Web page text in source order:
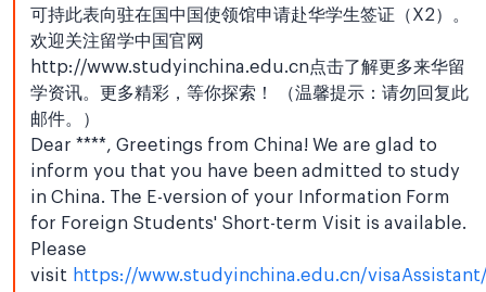
可持此表向驻在国中国使领馆申请赴华学生签证（X2）。
欢迎关注留学中国官网
http://www.studyinchina.edu.cn点击了解更多来华留
学资讯。更多精彩，等你探索！ （温馨提示：请勿回复此
邮件。）
Dear ****, Greetings from China! We are glad to
inform you that you have been admitted to study
in China. The E-version of your Information Form
for Foreign Students' Short-term Visit is available.
Please
visit https://www.studyinchina.edu.cn/